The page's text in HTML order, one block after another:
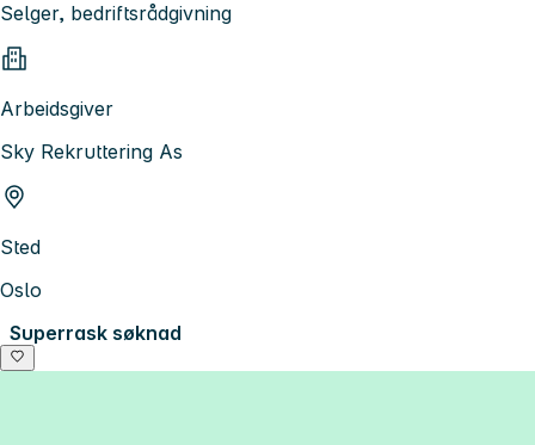
Selger, bedriftsrådgivning
Arbeidsgiver
Sky Rekruttering As
Sted
Oslo
Superrask søknad